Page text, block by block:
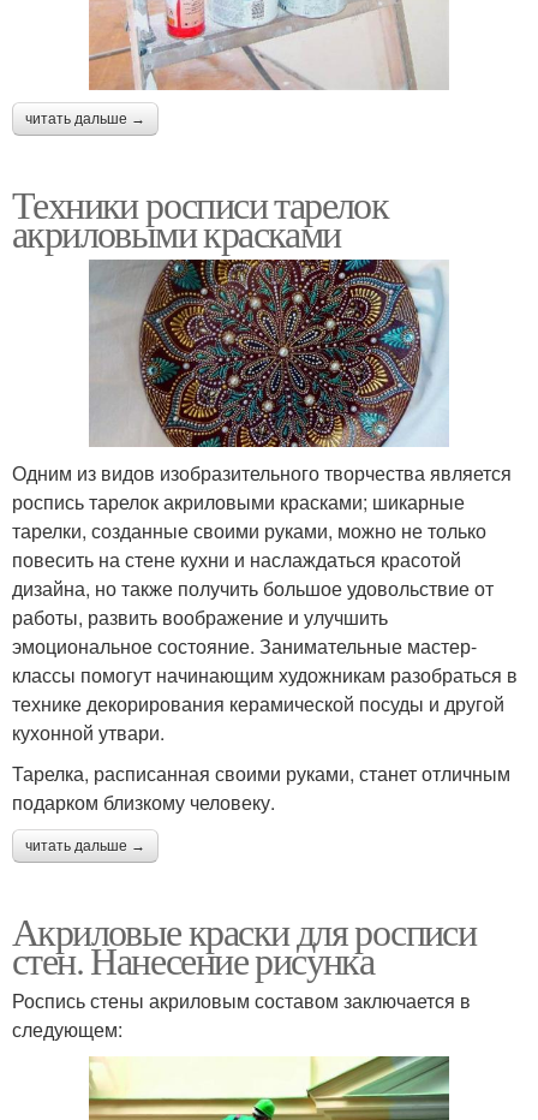
читать дальше →
Техники росписи тарелок
акриловыми красками
Одним из видов изобразительного творчества является
роспись тарелок акриловыми красками; шикарные
тарелки, созданные своими руками, можно не только
повесить на стене кухни и наслаждаться красотой
дизайна, но также получить большое удовольствие от
работы, развить воображение и улучшить
эмоциональное состояние. Занимательные мастер-
классы помогут начинающим художникам разобраться в
технике декорирования керамической посуды и другой
кухонной утвари.
Тарелка, расписанная своими руками, станет отличным
подарком близкому человеку.
читать дальше →
Акриловые краски для росписи
стен. Нанесение рисунка
Роспись стены акриловым составом заключается в
следующем: